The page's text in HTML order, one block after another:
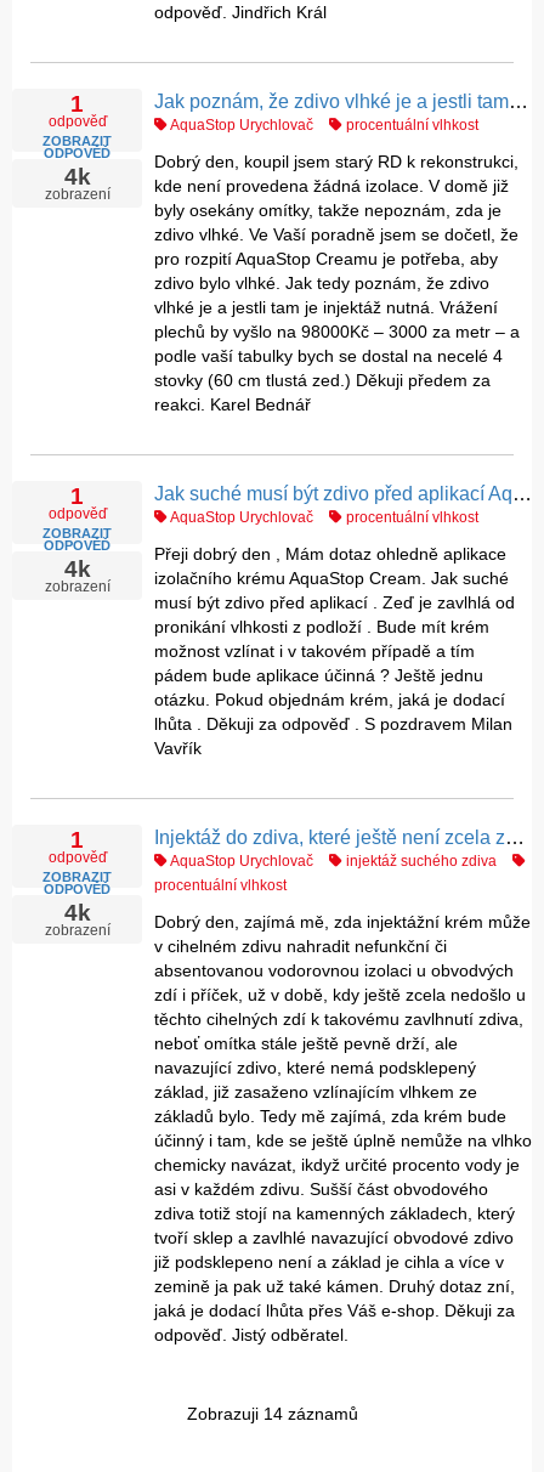
odpověď. Jindřich Král
1
odpověď
ZOBRAZIT
ODPOVĚĎ
4k
zobrazení
Jak poznám, že zdivo vlhké je a jestli tam je injektáž nutná ?
AquaStop Urychlovač procentuální vlhkost
Dobrý den, koupil jsem starý RD k rekonstrukci,
kde není provedena žádná izolace. V domě již
byly osekány omítky, takže nepoznám, zda je
zdivo vlhké. Ve Vaší poradně jsem se dočetl, že
pro rozpití AquaStop Creamu je potřeba, aby
zdivo bylo vlhké. Jak tedy poznám, že zdivo
vlhké je a jestli tam je injektáž nutná. Vrážení
plechů by vyšlo na 98000Kč – 3000 za metr – a
podle vaší tabulky bych se dostal na necelé 4
stovky (60 cm tlustá zed.) Děkuji předem za
reakci. Karel Bednář
1
odpověď
ZOBRAZIT
ODPOVĚĎ
4k
zobrazení
Jak suché musí být zdivo před aplikací AquaStop Cream
AquaStop Urychlovač procentuální vlhkost
Přeji dobrý den , Mám dotaz ohledně aplikace
izolačního krému AquaStop Cream. Jak suché
musí být zdivo před aplikací . Zeď je zavlhlá od
pronikání vlhkosti z podloží . Bude mít krém
možnost vzlínat i v takovém případě a tím
pádem bude aplikace účinná ? Ještě jednu
otázku. Pokud objednám krém, jaká je dodací
lhůta . Děkuji za odpověď . S pozdravem Milan
Vavřík
1
odpověď
ZOBRAZIT
ODPOVĚĎ
4k
zobrazení
Injektáž do zdiva, které ještě není zcela zavlhlé
AquaStop Urychlovač
injektáž suchého zdiva
procentuální vlhkost
Dobrý den, zajímá mě, zda injektážní krém může
v cihelném zdivu nahradit nefunkční či
absentovanou vodorovnou izolaci u obvodvých
zdí i příček, už v době, kdy ještě zcela nedošlo u
těchto cihelných zdí k takovému zavlhnutí zdiva,
neboť omítka stále ještě pevně drží, ale
navazující zdivo, které nemá podsklepený
základ, již zasaženo vzlínajícím vlhkem ze
základů bylo. Tedy mě zajímá, zda krém bude
účinný i tam, kde se ještě úplně nemůže na vlhko
chemicky navázat, ikdyž určité procento vody je
asi v každém zdivu. Sušší část obvodového
zdiva totiž stojí na kamenných základech, který
tvoří sklep a zavlhlé navazující obvodové zdivo
již podsklepeno není a základ je cihla a více v
zemině ja pak už také kámen. Druhý dotaz zní,
jaká je dodací lhůta přes Váš e-shop. Děkuji za
odpověď. Jistý odběratel.
Zobrazuji 14 záznamů